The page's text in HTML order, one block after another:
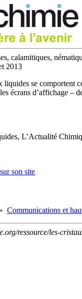
calamitiques,
2013
se comportent
écrans d’affichage –
L’Actualité
son site
» Communications et
ressource/les-